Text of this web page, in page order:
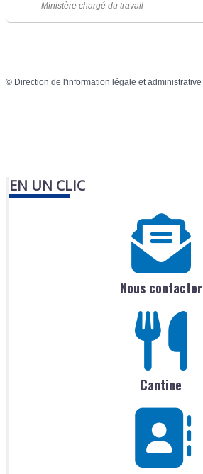
Ministère chargé du travail
© Direction de l'information légale et administrative
EN UN CLIC
Nous contacter
Cantine